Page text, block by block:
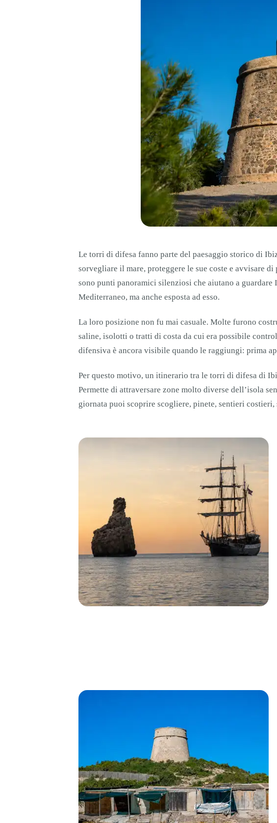
Le torri di difesa fanno parte del paesaggio storico di
sorvegliare il mare, proteggere le sue coste e avvisare
sono punti panoramici silenziosi che aiutano a
Mediterraneo, ma anche esposta ad esso.
La loro posizione non fu mai casuale. Molte furono
saline, isolotti o tratti di costa da cui era possibile
difensiva è ancora visibile quando le raggiungi: prima
Per questo motivo, un itinerario tra le torri di difesa di
Permette di attraversare zone molto diverse dell’isola
giornata puoi scoprire scogliere, pinete, sentieri